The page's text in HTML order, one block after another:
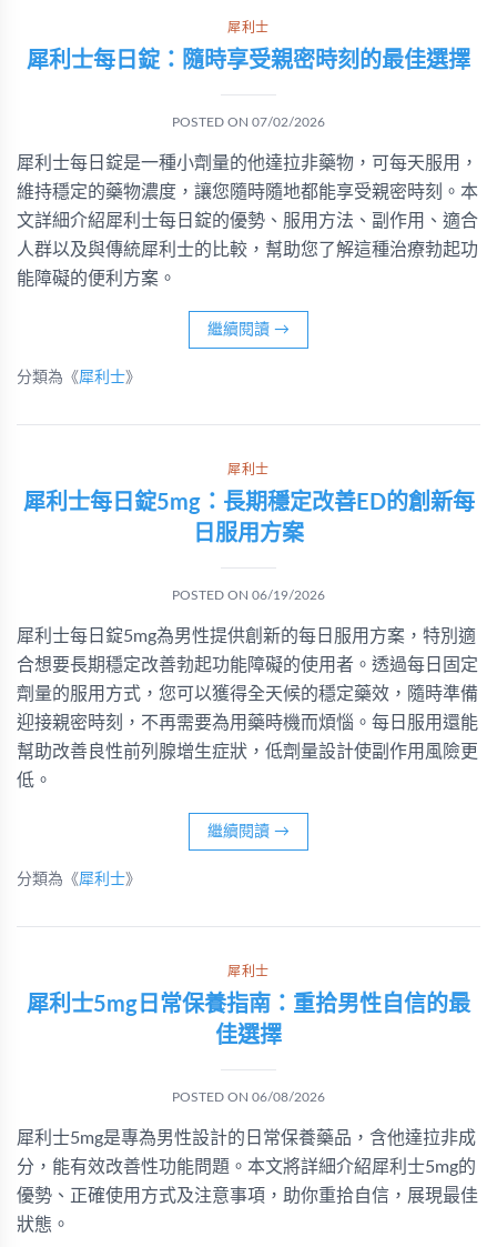
犀利士
犀利士每日錠：隨時享受親密時刻的最佳選擇
POSTED ON 07/02/2026
犀利士每日錠是一種小劑量的他達拉非藥物，可每天服用，
維持穩定的藥物濃度，讓您隨時隨地都能享受親密時刻。本
文詳細介紹犀利士每日錠的優勢、服用方法、副作用、適合
人群以及與傳統犀利士的比較，幫助您了解這種治療勃起功
能障礙的便利方案。
繼續閱讀 →
分類為《犀利士》
犀利士
犀利士每日錠5mg：長期穩定改善ED的創新每
日服用方案
POSTED ON 06/19/2026
犀利士每日錠5mg為男性提供創新的每日服用方案，特別適
合想要長期穩定改善勃起功能障礙的使用者。透過每日固定
劑量的服用方式，您可以獲得全天候的穩定藥效，隨時準備
迎接親密時刻，不再需要為用藥時機而煩惱。每日服用還能
幫助改善良性前列腺增生症狀，低劑量設計使副作用風險更
低。
繼續閱讀 →
分類為《犀利士》
犀利士
犀利士5mg日常保養指南：重拾男性自信的最
佳選擇
POSTED ON 06/08/2026
犀利士5mg是專為男性設計的日常保養藥品，含他達拉非成
分，能有效改善性功能問題。本文將詳細介紹犀利士5mg的
優勢、正確使用方式及注意事項，助你重拾自信，展現最佳
狀態。